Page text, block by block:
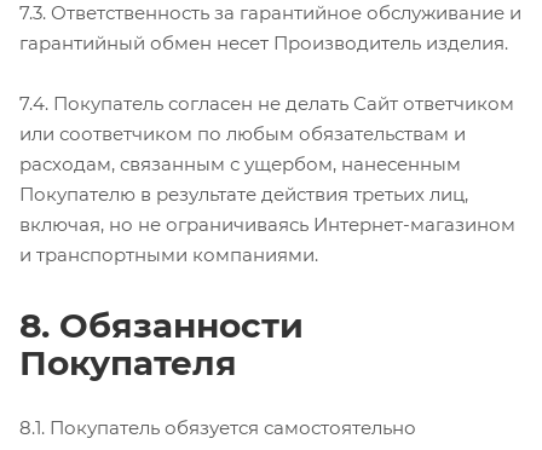
7.3. Ответственность за гарантийное обслуживание и
гарантийный обмен несет Производитель изделия.
7.4. Покупатель согласен не делать Сайт ответчиком
или соответчиком по любым обязательствам и
расходам, связанным с ущербом, нанесенным
Покупателю в результате действия третьих лиц,
включая, но не ограничиваясь Интернет-магазином
и транспортными компаниями.
8. Обязанности
Покупателя
8.1. Покупатель обязуется самостоятельно